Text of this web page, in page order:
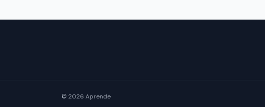
© 2026 Aprende